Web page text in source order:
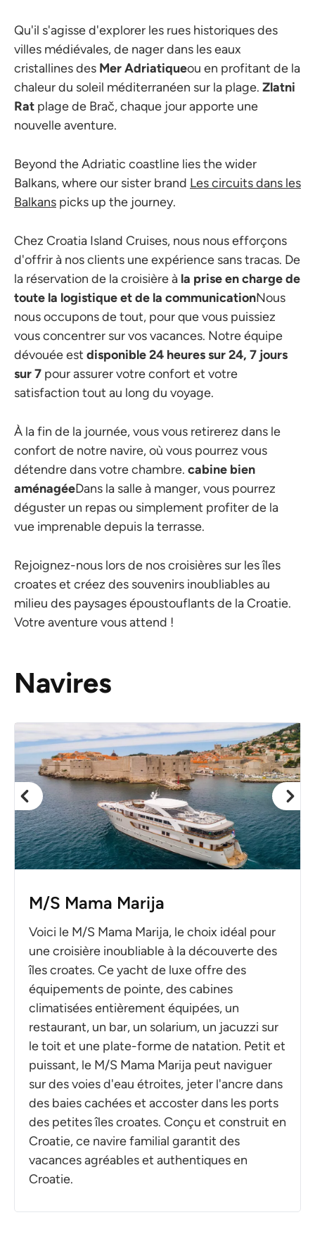
Qu'il s'agisse d'explorer les rues historiques des
villes médiévales, de nager dans les eaux
cristallines des Mer Adriatiqueou en profitant de la
chaleur du soleil méditerranéen sur la plage. Zlatni
Rat plage de Brač, chaque jour apporte une
nouvelle aventure.
Beyond the Adriatic coastline lies the wider
Balkans, where our sister brand Les circuits dans les
Balkans picks up the journey.
Chez Croatia Island Cruises, nous nous efforçons
d'offrir à nos clients une expérience sans tracas. De
la réservation de la croisière à la prise en charge de
toute la logistique et de la communicationNous
nous occupons de tout, pour que vous puissiez
vous concentrer sur vos vacances. Notre équipe
dévouée est disponible 24 heures sur 24, 7 jours
sur 7 pour assurer votre confort et votre
satisfaction tout au long du voyage.
À la fin de la journée, vous vous retirerez dans le
confort de notre navire, où vous pourrez vous
détendre dans votre chambre. cabine bien
aménagéeDans la salle à manger, vous pourrez
déguster un repas ou simplement profiter de la
vue imprenable depuis la terrasse.
Rejoignez-nous lors de nos croisières sur les îles
croates et créez des souvenirs inoubliables au
milieu des paysages époustouflants de la Croatie.
Votre aventure vous attend !
Navires
M/S Mama Marija
Voici le M/S Mama Marija, le choix idéal pour
une croisière inoubliable à la découverte des
îles croates. Ce yacht de luxe offre des
équipements de pointe, des cabines
climatisées entièrement équipées, un
restaurant, un bar, un solarium, un jacuzzi sur
le toit et une plate-forme de natation. Petit et
puissant, le M/S Mama Marija peut naviguer
sur des voies d'eau étroites, jeter l'ancre dans
des baies cachées et accoster dans les ports
des petites îles croates. Conçu et construit en
Croatie, ce navire familial garantit des
vacances agréables et authentiques en
Croatie.